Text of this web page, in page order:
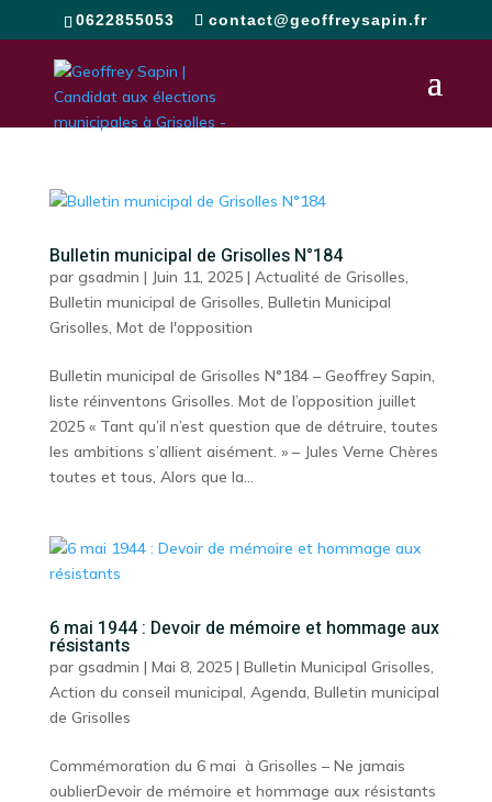
0622855053 contact@geoffreysapin.fr
Bulletin municipal de Grisolles N°184
par gsadmin | Juin 11, 2025| Actualité de Grisolles,
Bulletin municipal de Grisolles, Bulletin Municipal
Grisolles, Mot de l'opposition
Bulletin municipal de Grisolles N°184 – Geoffrey Sapin,
liste réinventons Grisolles. Mot de l’opposition juillet
2025 « Tant qu’il n’est question que de détruire, toutes
les ambitions s’allient aisément. » – Jules Verne Chères
toutes et tous, Alors que la...
6 mai 1944 : Devoir de mémoire et hommage aux
résistants
par gsadmin | Mai 8, 2025| Bulletin Municipal Grisolles,
Action du conseil municipal, Agenda, Bulletin municipal
de Grisolles
Commémoration du 6 mai à Grisolles – Ne jamais
oublierDevoir de mémoire et hommage aux résistants